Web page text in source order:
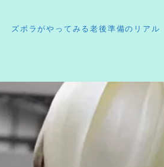
ズボラがやってみる老後準備のリアル